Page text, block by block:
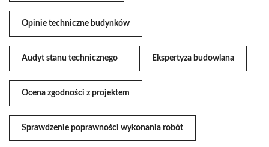
Opinie techniczne budynków
Audyt stanu technicznego Ekspertyza budowlana
Ocena zgodności z projektem
Sprawdzenie poprawności wykonania robót